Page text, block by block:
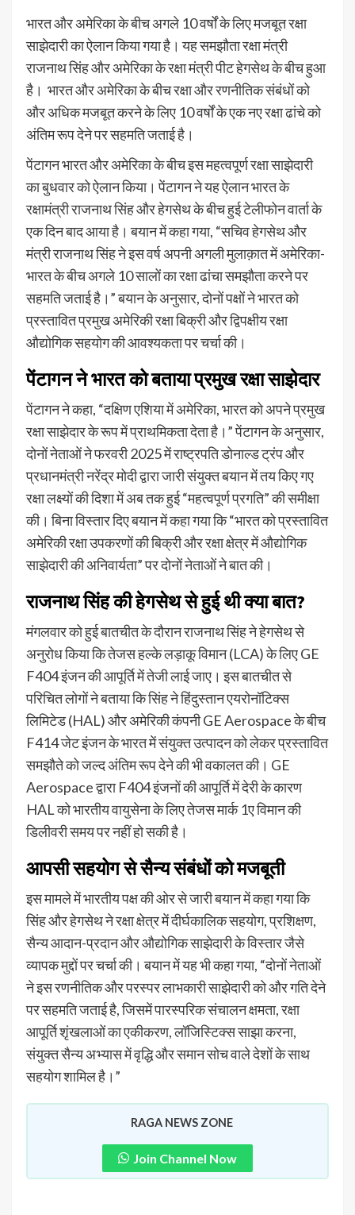
भारत और अमेरिका के बीच अगले 10 वर्षों के लिए मजबूत रक्षा
साझेदारी का ऐलान किया गया है। यह समझौता रक्षा मंत्री
राजनाथ सिंह और अमेरिका के रक्षा मंत्री पीट हेगसेथ के बीच हुआ
है। भारत और अमेरिका के बीच रक्षा और रणनीतिक संबंधों को
और अधिक मजबूत करने के लिए 10 वर्षों के एक नए रक्षा ढांचे को
अंतिम रूप देने पर सहमति जताई है।
पेंटागन भारत और अमेरिका के बीच इस महत्वपूर्ण रक्षा साझेदारी
का बुधवार को ऐलान किया। पेंटागन ने यह ऐलान भारत के
रक्षामंत्री राजनाथ सिंह और हेगसेथ के बीच हुई टेलीफोन वार्ता के
एक दिन बाद आया है। बयान में कहा गया, “सचिव हेगसेथ और
मंत्री राजनाथ सिंह ने इस वर्ष अपनी अगली मुलाक़ात में अमेरिका-
भारत के बीच अगले 10 सालों का रक्षा ढांचा समझौता करने पर
सहमति जताई है।” बयान के अनुसार, दोनों पक्षों ने भारत को
प्रस्तावित प्रमुख अमेरिकी रक्षा बिक्री और द्विपक्षीय रक्षा
औद्योगिक सहयोग की आवश्यकता पर चर्चा की।
पेंटागन ने भारत को बताया प्रमुख रक्षा साझेदार
पेंटागन ने कहा, “दक्षिण एशिया में अमेरिका, भारत को अपने प्रमुख
रक्षा साझेदार के रूप में प्राथमिकता देता है।” पेंटागन के अनुसार,
दोनों नेताओं ने फरवरी 2025 में राष्ट्रपति डोनाल्ड ट्रंप और
प्रधानमंत्री नरेंद्र मोदी द्वारा जारी संयुक्त बयान में तय किए गए
रक्षा लक्ष्यों की दिशा में अब तक हुई “महत्वपूर्ण प्रगति” की समीक्षा
की। बिना विस्तार दिए बयान में कहा गया कि “भारत को प्रस्तावित
अमेरिकी रक्षा उपकरणों की बिक्री और रक्षा क्षेत्र में औद्योगिक
साझेदारी की अनिवार्यता” पर दोनों नेताओं ने बात की।
राजनाथ सिंह की हेगसेथ से हुई थी क्या बात?
मंगलवार को हुई बातचीत के दौरान राजनाथ सिंह ने हेगसेथ से
अनुरोध किया कि तेजस हल्के लड़ाकू विमान (LCA) के लिए GE
F404 इंजन की आपूर्ति में तेजी लाई जाए। इस बातचीत से
परिचित लोगों ने बताया कि सिंह ने हिंदुस्तान एयरोनॉटिक्स
लिमिटेड (HAL) और अमेरिकी कंपनी GE Aerospace के बीच
F414 जेट इंजन के भारत में संयुक्त उत्पादन को लेकर प्रस्तावित
समझौते को जल्द अंतिम रूप देने की भी वकालत की। GE
Aerospace द्वारा F404 इंजनों की आपूर्ति में देरी के कारण
HAL को भारतीय वायुसेना के लिए तेजस मार्क 1ए विमान की
डिलीवरी समय पर नहीं हो सकी है।
आपसी सहयोग से सैन्य संबंधों को मजबूती
इस मामले में भारतीय पक्ष की ओर से जारी बयान में कहा गया कि
सिंह और हेगसेथ ने रक्षा क्षेत्र में दीर्घकालिक सहयोग, प्रशिक्षण,
सैन्य आदान-प्रदान और औद्योगिक साझेदारी के विस्तार जैसे
व्यापक मुद्दों पर चर्चा की। बयान में यह भी कहा गया, “दोनों नेताओं
ने इस रणनीतिक और परस्पर लाभकारी साझेदारी को और गति देने
पर सहमति जताई है, जिसमें पारस्परिक संचालन क्षमता, रक्षा
आपूर्ति शृंखलाओं का एकीकरण, लॉजिस्टिक्स साझा करना,
संयुक्त सैन्य अभ्यास में वृद्धि और समान सोच वाले देशों के साथ
सहयोग शामिल है।”
RAGA NEWS ZONE
Join Channel Now